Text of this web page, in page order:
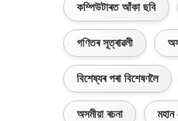
কম্পিউটাৰত আঁকা ছবি
গণিতৰ সূত্ৰাৱলী
বিশেষ্যৰ পৰা বিশেষণলৈ
অসমীয়া ৰচনা মহান